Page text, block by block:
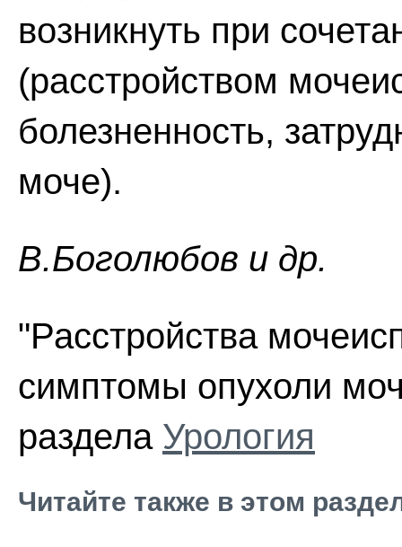
возникнуть при
(расстройством
болезненность,
моче).
В.Боголюбов и др.
"Расстройства
симптомы опухоли
раздела Урология
Читайте также в этом